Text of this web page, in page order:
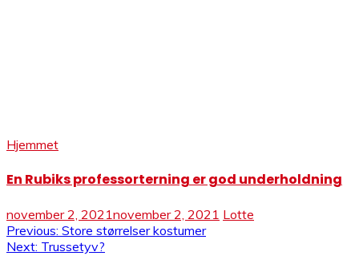
Hjemmet
En Rubiks professorterning er god underholdning
november 2, 2021november 2, 2021 Lotte
Indlægsnavigation
Previous: Store størrelser kostumer
Next: Trussetyv?